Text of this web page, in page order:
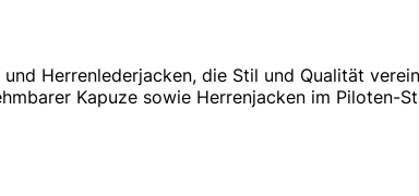
Herrenlederjacken, die Stil und Qualität
Kapuze sowie Herrenjacken im Piloten-